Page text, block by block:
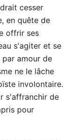
cesser
en quête de
offrir ses
s'agiter et se
amour de
ne le lâche
involontaire.
s'affranchir de
pour